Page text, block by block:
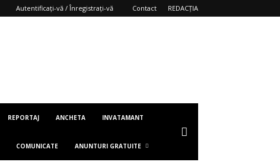
Autentificați-vă / Înregistrați-vă Contact REDACȚIA
REPORTAJ ANCHETA INVATAMANT
COMUNICATE ANUNTURI GRATUITE